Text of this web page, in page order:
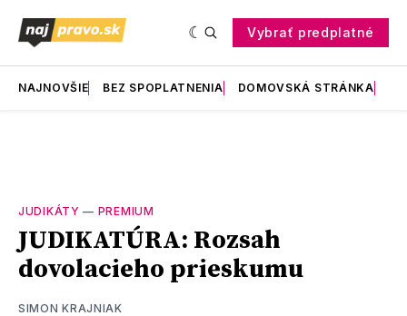
Vybrať predplatné
NAJNOVŠIE BEZ SPOPLATNENIA DOMOVSKÁ STRÁNKA
JUDIKÁTY — PREMIUM
JUDIKATÚRA: Rozsah
dovolacieho prieskumu
SIMON KRAJNIAK